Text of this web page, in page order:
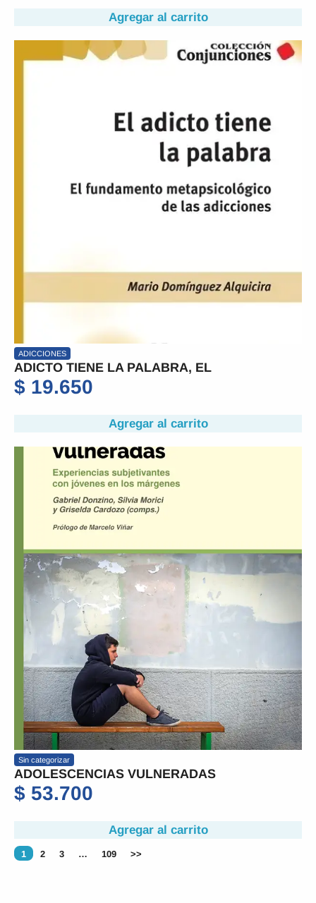
Agregar al carrito
ADICCIONES
ADICTO TIENE LA PALABRA, EL
$ 19.650
Agregar al carrito
Sin categorizar
ADOLESCENCIAS VULNERADAS
$ 53.700
Agregar al carrito
1 2 3 … 109 >>